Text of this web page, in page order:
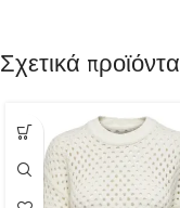
Σχετικά προϊόντα